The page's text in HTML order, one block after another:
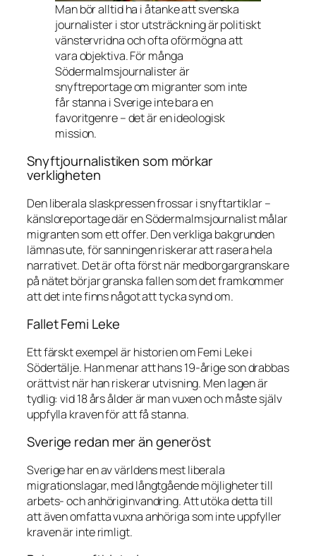
Man bör alltid ha i åtanke att svenska
journalister i stor utsträckning är politiskt
vänstervridna och ofta oförmögna att
vara objektiva. För många
Södermalmsjournalister är
snyftreportage om migranter som inte
får stanna i Sverige inte bara en
favoritgenre – det är en ideologisk
mission.
Snyftjournalistiken som mörkar
verkligheten
Den liberala slaskpressen frossar i snyftartiklar –
känsloreportage där en Södermalmsjournalist målar
migranten som ett offer. Den verkliga bakgrunden
lämnas ute, för sanningen riskerar att rasera hela
narrativet. Det är ofta först när medborgargranskare
på nätet börjar granska fallen som det framkommer
att det inte finns något att tycka synd om.
Fallet Femi Leke
Ett färskt exempel är historien om Femi Leke i
Södertälje. Han menar att hans 19-årige son drabbas
orättvist när han riskerar utvisning. Men lagen är
tydlig: vid 18 års ålder är man vuxen och måste själv
uppfylla kraven för att få stanna.
Sverige redan mer än generöst
Sverige har en av världens mest liberala
migrationslagar, med långtgående möjligheter till
arbets- och anhöriginvandring. Att utöka detta till
att även omfatta vuxna anhöriga som inte uppfyller
kraven är inte rimligt.